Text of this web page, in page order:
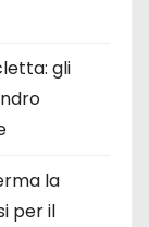
gli
la
per il